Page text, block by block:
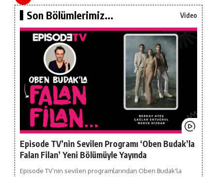
Son Bölümlerimiz... Video
Episode TV’nin Sevilen Programı ‘Oben Budak’la
Falan Filan’ Yeni Bölümüyle Yayında
Episode TV’nin sevilen programlarından Oben Budak'la